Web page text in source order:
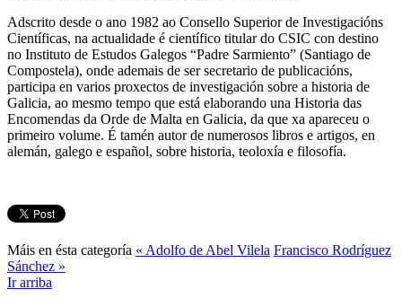
Adscrito desde o ano 1982 ao Consello Superior de Investigacións
Científicas, na actualidade é científico titular do CSIC con destino
no Instituto de Estudos Galegos “Padre Sarmiento” (Santiago de
Compostela), onde ademais de ser secretario de publicacións,
participa en varios proxectos de investigación sobre a historia de
Galicia, ao mesmo tempo que está elaborando una Historia das
Encomendas da Orde de Malta en Galicia, da que xa apareceu o
primeiro volume. É tamén autor de numerosos libros e artigos, en
alemán, galego e español, sobre historia, teoloxía e filosofía.
Máis en ésta categoría « Adolfo de Abel Vilela Francisco Rodríguez
Sánchez »
Ir arriba